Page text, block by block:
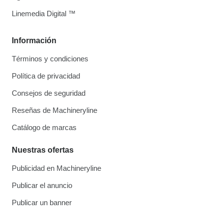
Información
Términos y condiciones
Política de privacidad
Consejos de seguridad
Reseñas de Machineryline
Catálogo de marcas
Nuestras ofertas
Publicidad en Machineryline
Publicar el anuncio
Publicar un banner
Linemedia Digital ™